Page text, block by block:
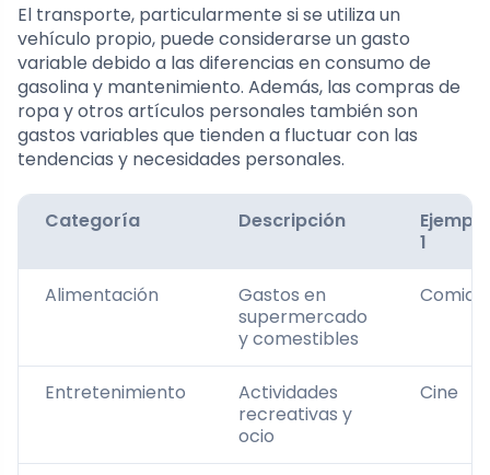
El transporte, particularmente si se utiliza un
vehículo propio, puede considerarse un gasto
variable debido a las diferencias en consumo de
gasolina y mantenimiento. Además, las compras de
ropa y otros artículos personales también son
gastos variables que tienden a fluctuar con las
tendencias y necesidades personales.
Categoría Descripción
Ejemplo
1
Alimentación
Gastos en
supermercado
y comestibles
Comida
Entretenimiento
Actividades
recreativas y
ocio
Cine